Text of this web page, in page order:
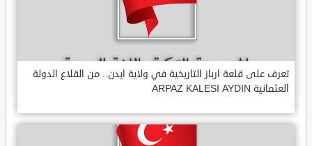
تعرف على قلعة ارباز التاريخية في ولاية ايدن.. من القلاع الدولة
العثمانية ARPAZ KALESI AYDIN